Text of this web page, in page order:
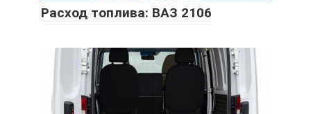
Расход топлива: ВАЗ 2106